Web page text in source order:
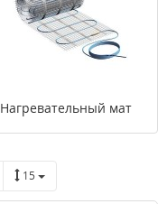
Нагревательный мат
15